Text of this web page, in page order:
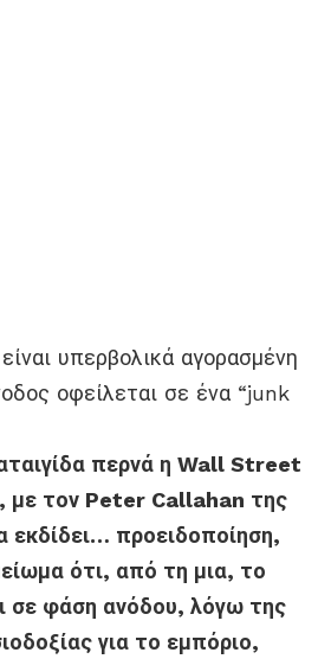
υπερβολικά αγορασμένη
οφείλεται σε ένα “junk
περνά η Wall Street
με τον Peter Callahan της
προειδοποίηση,
ότι, από τη μια, το
σε φάση ανόδου, λόγω της
για το εμπόριο,